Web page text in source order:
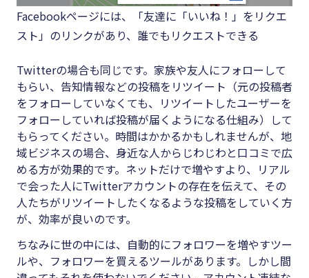
Facebookページには、「友達に「いいね！」をリクエ
スト」のリンクがあり、誰でもリクエストできる
Twitterの場合も同じです。家族や友人にフォローして
もらい、告知情報などの投稿をリツイート（元の投稿者
をフォローしていなくても、リツイートしたユーザーを
フォローしていれば投稿が届くようになる仕組み）して
もらってください。時間はかかるかもしれませんが、地
域ビジネスの場合、身近な人からじわじわと口コミで広
める方が効果的です。ネットだけで増やすより、リアル
で会った人にTwitterアカウントの存在を伝えて、その
人たちがリツイートしたくなるような投稿をしていく方
が、効率が良いのです。
ちなみに世の中には、自動的にフォロワーを増やすツー
ルや、フォロワーを買えるツールがあります。しかし間